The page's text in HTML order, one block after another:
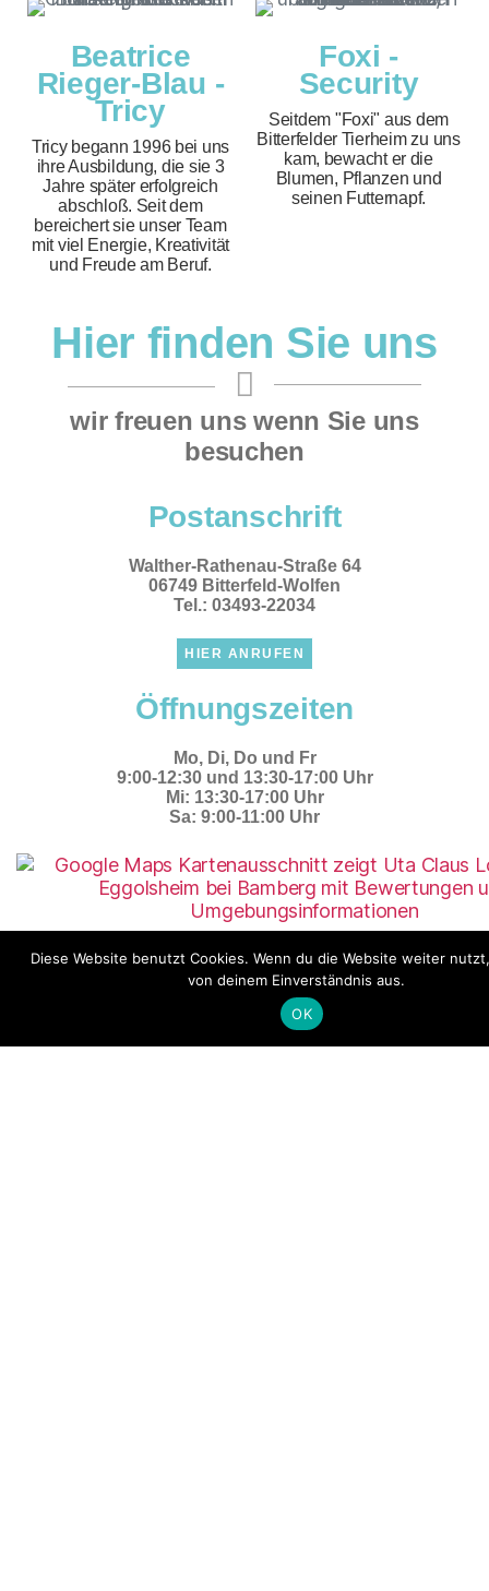
Beatrice
Rieger-Blau -
Tricy
Tricy begann 1996 bei uns
ihre Ausbildung, die sie 3
Jahre später erfolgreich
abschloß. Seit dem
bereichert sie unser Team
mit viel Energie, Kreativität
und Freude am Beruf.
Foxi -
Security
Seitdem "Foxi" aus dem
Bitterfelder Tierheim zu uns
kam, bewacht er die
Blumen, Pflanzen und
seinen Futternapf.
Hier finden Sie uns
wir freuen uns wenn Sie uns
besuchen
Postanschrift
Walther-Rathenau-Straße 64
06749 Bitterfeld-Wolfen
Tel.: 03493-22034
HIER ANRUFEN
Öffnungszeiten
Mo, Di, Do und Fr
9:00-12:30 und 13:30-17:00 Uhr
Mi: 13:30-17:00 Uhr
Sa: 9:00-11:00 Uhr
So war es früher
Diese Website benutzt Cookies. Wenn du die Website weiter
von deinem Einverständnis aus.
OK